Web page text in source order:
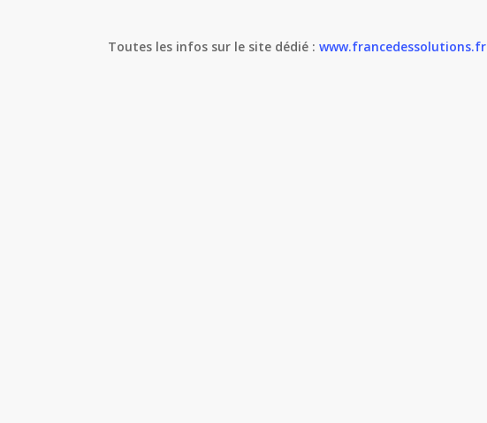
Toutes les infos sur le site dédié : www.francedessolutions.fr